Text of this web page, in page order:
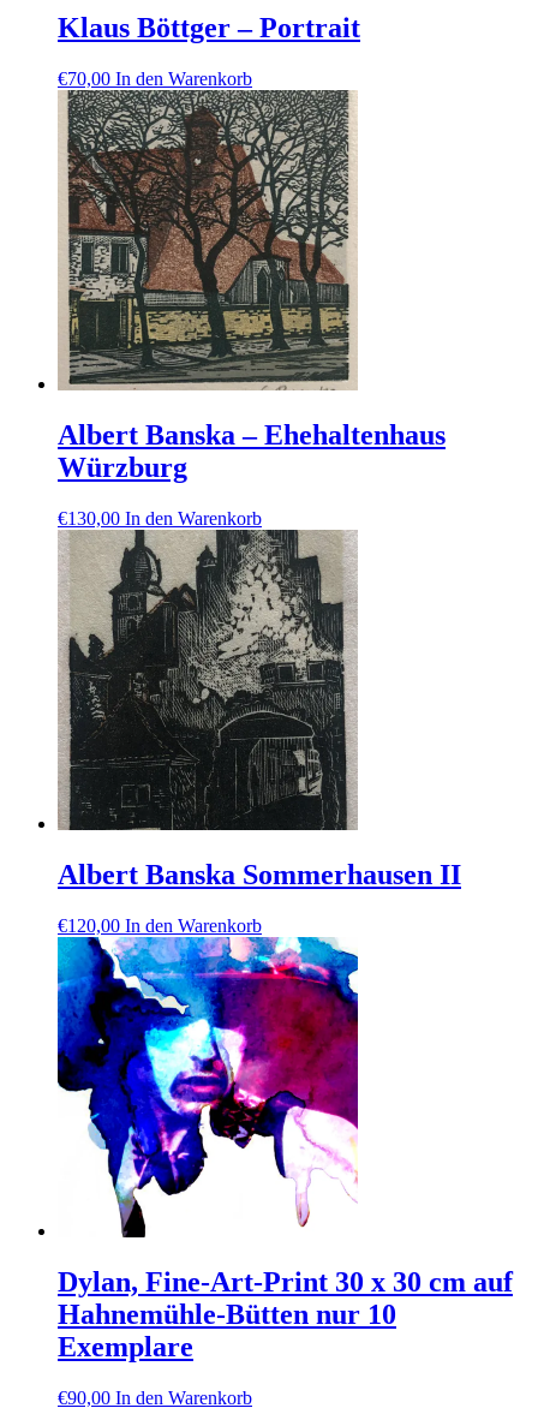
Klaus Böttger – Portrait
€70,00 In den Warenkorb
Albert Banska – Ehehaltenhaus
Würzburg
€130,00 In den Warenkorb
Albert Banska Sommerhausen II
€120,00 In den Warenkorb
Dylan, Fine-Art-Print 30 x 30 cm auf
Hahnemühle-Bütten nur 10
Exemplare
€90,00 In den Warenkorb